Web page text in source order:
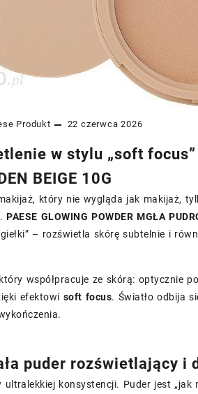
Produkt 22 czerwca 2026
w stylu „soft focus”
BEIGE 10G
który nie wygląda jak makijaż,
PAESE GLOWING POWDER MGŁA
– rozświetla skórę subtelnie i
współpracuje ze skórą: optycznie
efektowi soft focus. Światło odbija
puder rozświetlający
ultralekkiej konsystencji. Puder jest „jak